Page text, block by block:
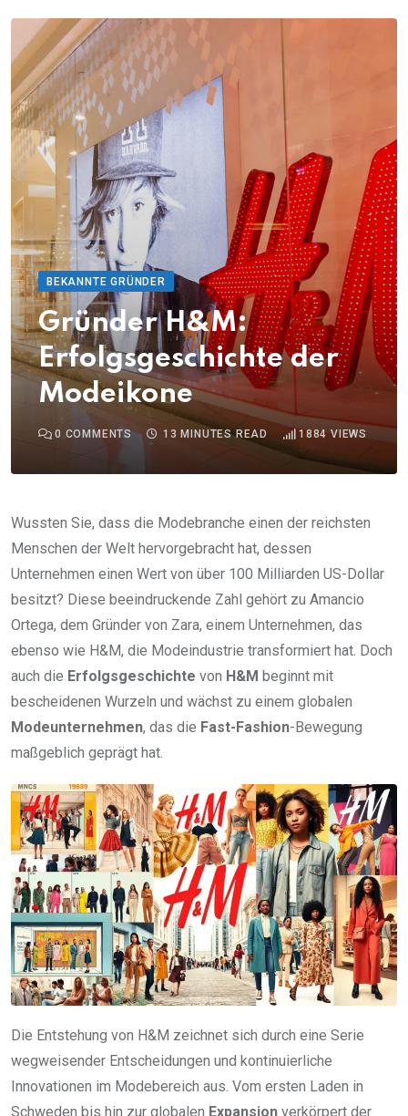
BEKANNTE GRÜNDER
Gründer H&M:
Erfolgsgeschichte der
Modeikone
0 COMMENTS 13 MINUTES READ 1884 VIEWS
Wussten Sie, dass die Modebranche einen der reichsten
Menschen der Welt hervorgebracht hat, dessen
Unternehmen einen Wert von über 100 Milliarden US-Dollar
besitzt? Diese beeindruckende Zahl gehört zu Amancio
Ortega, dem Gründer von Zara, einem Unternehmen, das
ebenso wie H&M, die Modeindustrie transformiert hat. Doch
auch die Erfolgsgeschichte von H&M beginnt mit
bescheidenen Wurzeln und wächst zu einem globalen
Modeunternehmen, das die Fast-Fashion-Bewegung
maßgeblich geprägt hat.
Die Entstehung von H&M zeichnet sich durch eine Serie
wegweisender Entscheidungen und kontinuierliche
Innovationen im Modebereich aus. Vom ersten Laden in
Schweden bis hin zur globalen Expansion verkörpert der